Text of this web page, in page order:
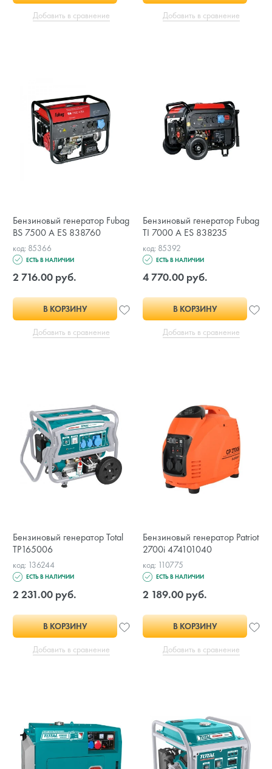
Добавить в сравнение Добавить в сравнение
Бензиновый генератор Fubag
BS 7500 A ES 838760
код: 85366
ЕСТЬ В НАЛИЧИИ
2 716.00 руб.
В КОРЗИНУ
Добавить в сравнение
Бензиновый генератор Fubag
TI 7000 A ES 838235
код: 85392
ЕСТЬ В НАЛИЧИИ
4 770.00 руб.
В КОРЗИНУ
Добавить в сравнение
Бензиновый генератор Total
TP165006
код: 136244
ЕСТЬ В НАЛИЧИИ
2 231.00 руб.
В КОРЗИНУ
Добавить в сравнение
Бензиновый генератор Patriot
2700i 474101040
код: 110775
ЕСТЬ В НАЛИЧИИ
2 189.00 руб.
В КОРЗИНУ
Добавить в сравнение